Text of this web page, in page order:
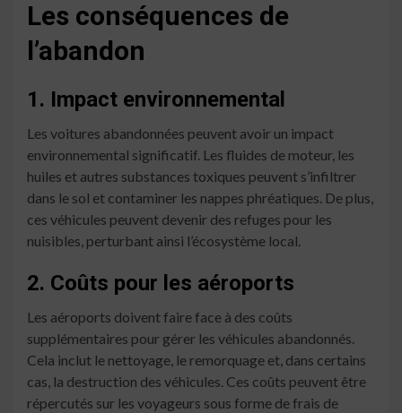
Les conséquences de
l’abandon
1. Impact environnemental
Les voitures abandonnées peuvent avoir un impact
environnemental significatif. Les fluides de moteur, les
huiles et autres substances toxiques peuvent s’infiltrer
dans le sol et contaminer les nappes phréatiques. De plus,
ces véhicules peuvent devenir des refuges pour les
nuisibles, perturbant ainsi l’écosystème local.
2. Coûts pour les aéroports
Les aéroports doivent faire face à des coûts
supplémentaires pour gérer les véhicules abandonnés.
Cela inclut le nettoyage, le remorquage et, dans certains
cas, la destruction des véhicules. Ces coûts peuvent être
répercutés sur les voyageurs sous forme de frais de